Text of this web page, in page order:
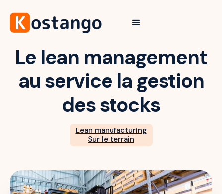
Le lean management
au service la gestion
des stocks
Lean manufacturing
Sur le terrain